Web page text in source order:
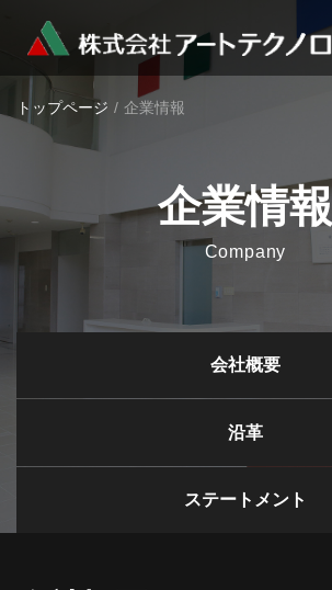
トップページ 企業情報
企業情報
Company
会社概要
沿革
ステートメント